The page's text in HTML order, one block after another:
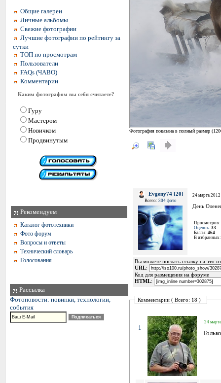
Общие галереи
Личные альбомы
Свежие фотографии
Лучшие фотографии по рейтингу за
сутки
ТОП по просмотрам
Пользователи
FAQs (ЧАВО)
Комментарии
Каким фотографом вы себя считаете?
Гуру
Мастером
Новичком
Продвинутым
Рекомендуем
Каталог фототехники
Фото форум
Вопросы и ответы
Технический словарь
Голосования
Рассылка
Фотоновости: новинки, технологии,
события
Фотография показана в полный размер (
Evgeny74 [20]
Всего: 304 фото
24 марта
День
Просмотров:
Оценок: 33
Баллы: 464
В
Вы можете послать ссылку на это
URL:
Код для размещения на форуме
HTML:
Комментарии ( Всего: 18 )
1
24